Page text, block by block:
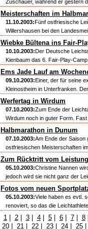
Zuschauer, während er gestern
Meisterschaften im
11.10.2003:Fünf ostfriesische
Willershausen bei den
Wiebke Bültena ins Fair-
10.10.2003:Der Deutsche
Kienbaum das 6. Fair-Play-
Ems Jade Lauf am
09.10.2003:Einer, der für seine
Kleinostheim in Unterfranken.
Werfertag in Wirdum
07.10.2003:Zum Ende der
Wirdum noch in guter Form. Fast
Halbmarathon in Dunum
07.10.2003:Am Ende der Saison
ostfriesischen Meisterschaften
Zum Rücktritt vom
05.10.2003:Christine Nannen
jedoch wird sie nicht ganz der
Fotos vom neuen
05.10.2003:Viele haben es evtl.
renoviert, so das die
1| 2| 3| 4| 5| 6| 7| 8
20| 21| 22| 23| 24| 25|